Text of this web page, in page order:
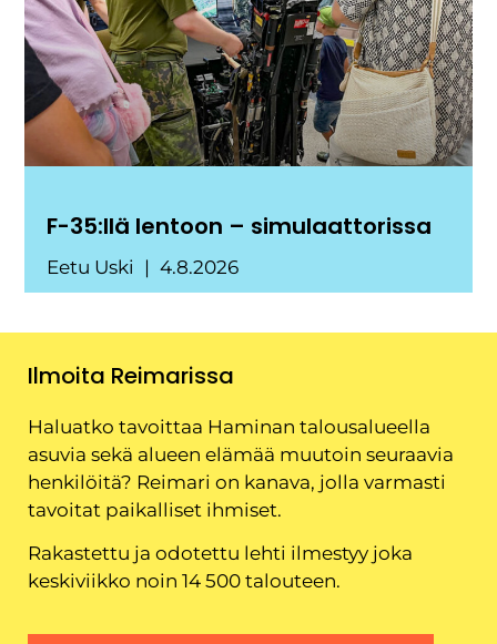
F-35:llä lentoon – simulaattorissa
Eetu Uski 4.8.2026
Ilmoita Reimarissa
Haluatko tavoittaa Haminan talousalueella
asuvia sekä alueen elämää muutoin seuraavia
henkilöitä? Reimari on kanava, jolla varmasti
tavoitat paikalliset ihmiset.
Rakastettu ja odotettu lehti ilmestyy joka
keskiviikko noin 14 500 talouteen.